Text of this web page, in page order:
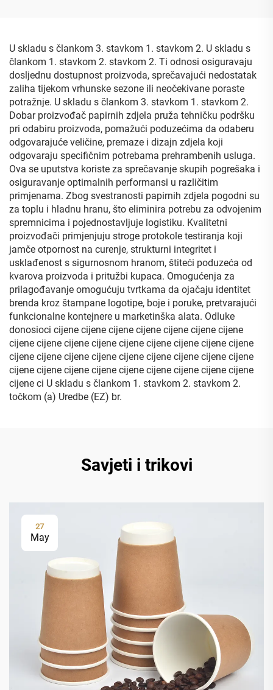
U skladu s člankom 3. stavkom 1. stavkom 2. U skladu s
člankom 1. stavkom 2. stavkom 2. Ti odnosi osiguravaju
dosljednu dostupnost proizvoda, sprečavajući nedostatak
zaliha tijekom vrhunske sezone ili neočekivane poraste
potražnje. U skladu s člankom 3. stavkom 1. stavkom 2.
Dobar proizvođač papirnih zdjela pruža tehničku podršku
pri odabiru proizvoda, pomažući poduzećima da odaberu
odgovarajuće veličine, premaze i dizajn zdjela koji
odgovaraju specifičnim potrebama prehrambenih usluga.
Ova se uputstva koriste za sprečavanje skupih pogrešaka i
osiguravanje optimalnih performansi u različitim
primjenama. Zbog svestranosti papirnih zdjela pogodni su
za toplu i hladnu hranu, što eliminira potrebu za odvojenim
spremnicima i pojednostavljuje logistiku. Kvalitetni
proizvođači primjenjuju stroge protokole testiranja koji
jamče otpornost na curenje, strukturni integritet i
usklađenost s sigurnosnom hranom, štiteći poduzeća od
kvarova proizvoda i pritužbi kupaca. Omogućenja za
prilagođavanje omogućuju tvrtkama da ojačaju identitet
brenda kroz štampane logotipe, boje i poruke, pretvarajući
funkcionalne kontejnere u marketinška alata. Odluke
donosioci cijene cijene cijene cijene cijene cijene cijene
cijene cijene cijene cijene cijene cijene cijene cijene cijene
cijene cijene cijene cijene cijene cijene cijene cijene cijene
cijene cijene cijene cijene cijene cijene cijene cijene cijene
cijene ci U skladu s člankom 1. stavkom 2. stavkom 2.
točkom (a) Uredbe (EZ) br.
Savjeti i trikovi
27
May